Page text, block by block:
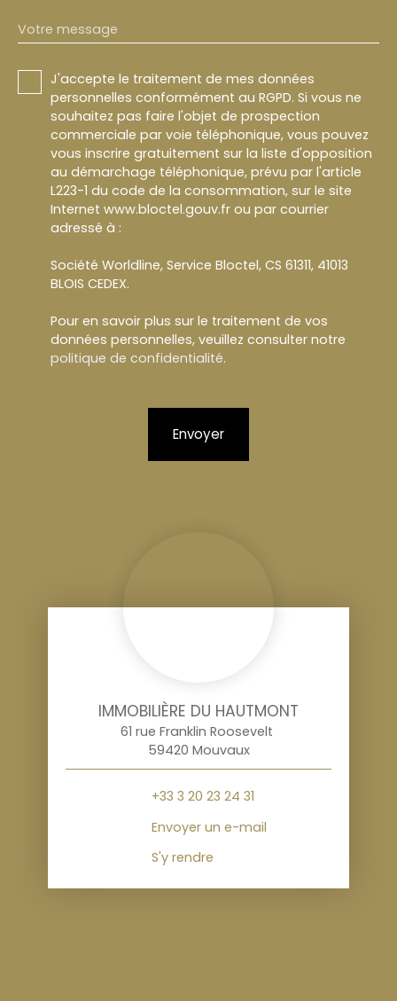
Votre message
J'accepte le traitement de mes données
personnelles conformément au RGPD. Si vous ne
souhaitez pas faire l'objet de prospection
commerciale par voie téléphonique, vous pouvez
vous inscrire gratuitement sur la liste d'opposition
au démarchage téléphonique, prévu par l'article
L223-1 du code de la consommation, sur le site
Internet www.bloctel.gouv.fr ou par courrier
adressé à :
Société Worldline, Service Bloctel, CS 61311, 41013
BLOIS CEDEX.
Pour en savoir plus sur le traitement de vos
données personnelles, veuillez consulter notre
politique de confidentialité.
Envoyer
IMMOBILIÈRE DU HAUTMONT
61 rue Franklin Roosevelt
59420 Mouvaux
+33 3 20 23 24 31
Envoyer un e-mail
S'y rendre